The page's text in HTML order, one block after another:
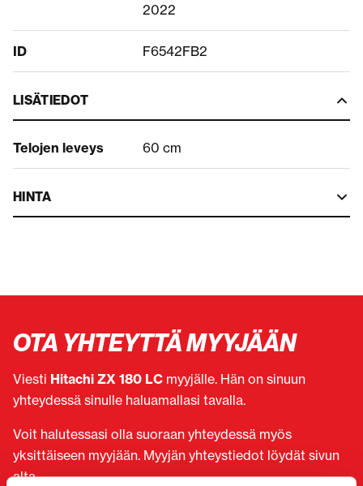
2022
ID F6542FB2
LISÄTIEDOT
Telojen leveys 60 cm
HINTA
OTA YHTEYTTÄ MYYJÄÄN
Viesti Hitachi ZX 180 LC myyjälle. Hän on sinuun
yhteydessä sinulle haluamallasi tavalla.
Voit halutessasi olla suoraan yhteydessä myös
yksittäiseen myyjään. Myyjän yhteystiedot löydät sivun
alta.